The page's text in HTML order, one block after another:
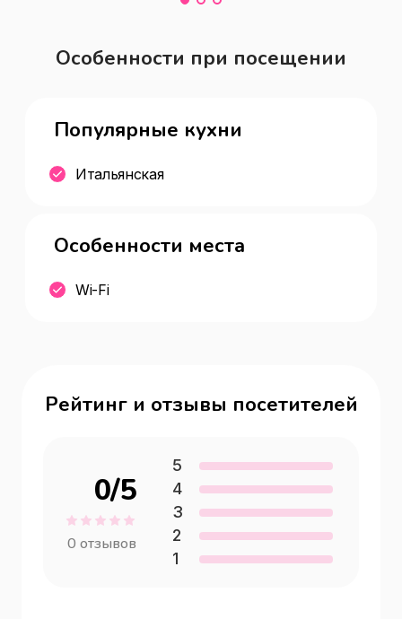
Особенности при посещении
Популярные кухни
Итальянская
Особенности места
Wi-Fi
Рейтинг и отзывы посетителей
0/5
0 отзывов
5
4
3
2
1